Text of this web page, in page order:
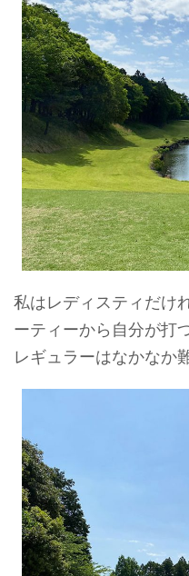
私はレディスティだけ
ーティーから自分が打
レギュラーはなかなか